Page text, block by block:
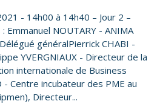
- 14h00 à 14h40 – Jour 2 –
Emmanuel NOUTARY - ANIMA
généralPierrick CHABI -
YVERGNIAUX - Directeur de la
internationale de Business
- Centre incubateur des PME au
Directeur...